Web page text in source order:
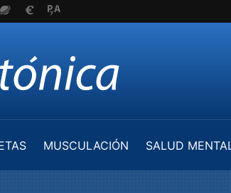
MUSCULACIÓN
SALUD